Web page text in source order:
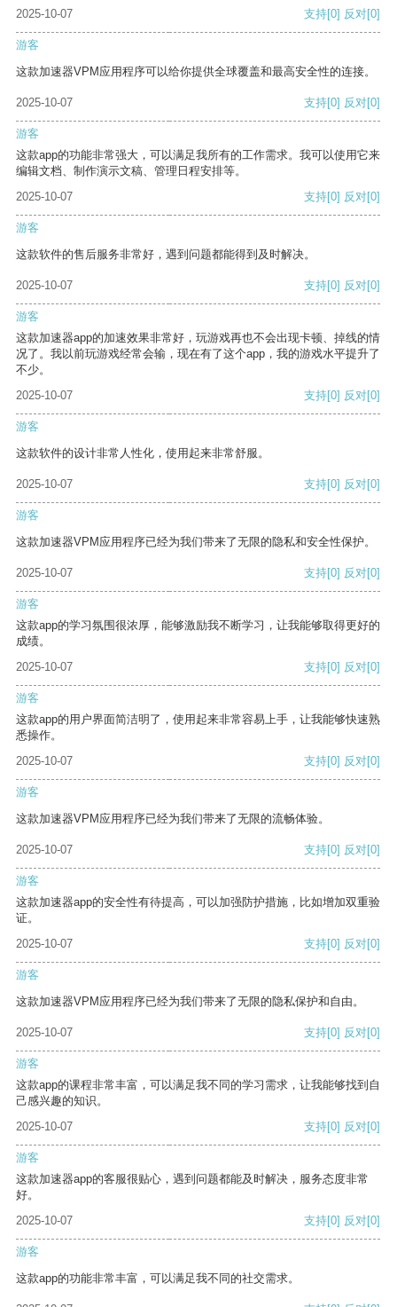
2025-10-07
支持[0] 反对[0]
游客
这款加速器VPM应用程序可以给你提供全球覆盖和最高安全性的连接。
2025-10-07 支持[0] 反对[0]
游客
这款app的功能非常强大，可以满足我所有的工作需求。我可以使用它来
编辑文档、制作演示文稿、管理日程安排等。
2025-10-07
支持[0] 反对[0]
游客
这款软件的售后服务非常好，遇到问题都能得到及时解决。
2025-10-07 支持[0] 反对[0]
游客
这款加速器app的加速效果非常好，玩游戏再也不会出现卡顿、掉线的情
况了。我以前玩游戏经常会输，现在有了这个app，我的游戏水平提升了
不少。
2025-10-07
支持[0] 反对[0]
游客
这款软件的设计非常人性化，使用起来非常舒服。
2025-10-07 支持[0] 反对[0]
游客
这款加速器VPM应用程序已经为我们带来了无限的隐私和安全性保护。
2025-10-07 支持[0] 反对[0]
游客
这款app的学习氛围很浓厚，能够激励我不断学习，让我能够取得更好的
成绩。
2025-10-07
支持[0] 反对[0]
游客
这款app的用户界面简洁明了，使用起来非常容易上手，让我能够快速熟
悉操作。
2025-10-07
支持[0] 反对[0]
游客
这款加速器VPM应用程序已经为我们带来了无限的流畅体验。
2025-10-07 支持[0] 反对[0]
游客
这款加速器app的安全性有待提高，可以加强防护措施，比如增加双重验
证。
2025-10-07
支持[0] 反对[0]
游客
这款加速器VPM应用程序已经为我们带来了无限的隐私保护和自由。
2025-10-07 支持[0] 反对[0]
游客
这款app的课程非常丰富，可以满足我不同的学习需求，让我能够找到自
己感兴趣的知识。
2025-10-07
支持[0] 反对[0]
游客
这款加速器app的客服很贴心，遇到问题都能及时解决，服务态度非常
好。
2025-10-07
支持[0] 反对[0]
游客
这款app的功能非常丰富，可以满足我不同的社交需求。